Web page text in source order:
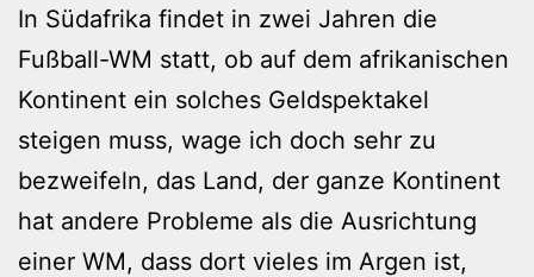
In Südafrika findet in zwei Jahren die
Fußball-WM statt, ob auf dem afrikanischen
Kontinent ein solches Geldspektakel
steigen muss, wage ich doch sehr zu
bezweifeln, das Land, der ganze Kontinent
hat andere Probleme als die Ausrichtung
einer WM, dass dort vieles im Argen ist,